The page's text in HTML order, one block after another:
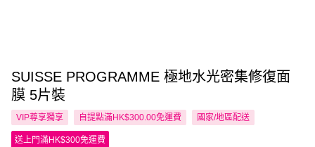
SUISSE PROGRAMME 極地水光密集修復面
膜 5片裝
VIP尊享獨享 自提點滿HK$300.00免運費 國家/地區配送
送上門滿HK$300免運費